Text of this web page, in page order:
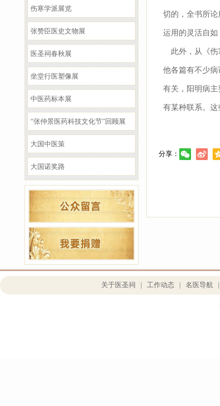
伤寒学派展览
张赞臣医史文物展
医圣祠春秋展
坐堂行医塑像展
中医药标本展
“张仲景医药科技文化节”回顾展
大国中医策
大国诺奖路
切的，全书所
运用的灵活自
此外，从《伤
他各篇有不少
有关，阳明病
有某种联系。
分享：
关于医圣祠 工作动态 名医导航